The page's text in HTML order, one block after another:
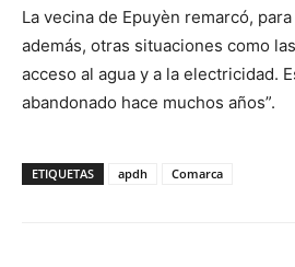
La vecina de Epuyèn remarcó,
además, otras situaciones como
acceso al agua y a la electricidad.
abandonado hace muchos años”.
ETIQUETAS apdh Comarca